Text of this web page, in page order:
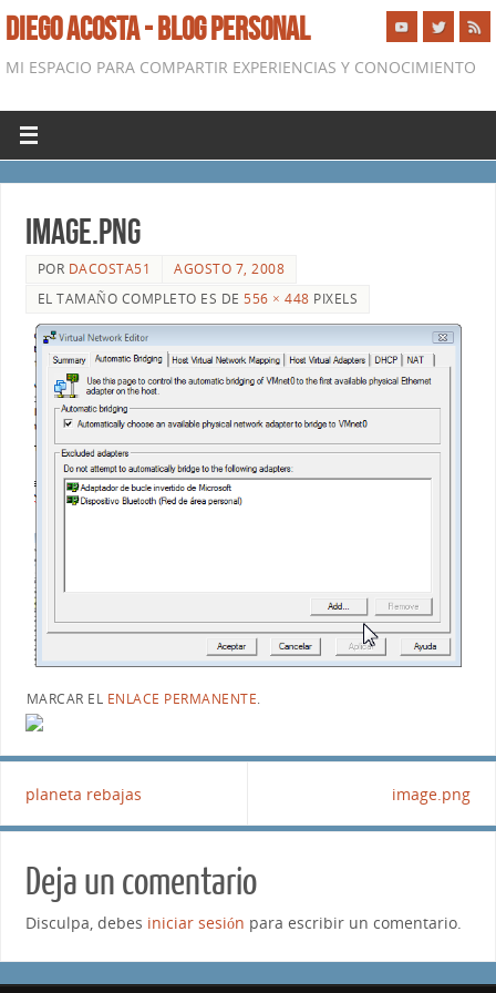
DIEGO ACOSTA - BLOG PERSONAL
MI ESPACIO PARA COMPARTIR EXPERIENCIAS Y CONOCIMIENTO
image.png
POR DACOSTA51
AGOSTO 7, 2008
EL TAMAÑO COMPLETO ES DE556 × 448 PIXELS
MARCAR EL ENLACE PERMANENTE.
planeta rebajas image.png
Deja un comentario
Disculpa, debes iniciar sesión para escribir un comentario.